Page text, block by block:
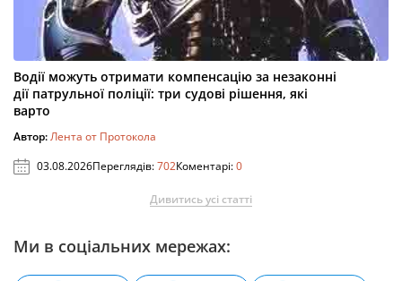
Водії можуть отримати компенсацію за незаконні
дії патрульної поліції: три судові рішення, які
варто
Автор:Лента от Протокола
03.08.2026Переглядів:702Коментарі:0
Дивитись усі статті
Ми в соціальних мережах: